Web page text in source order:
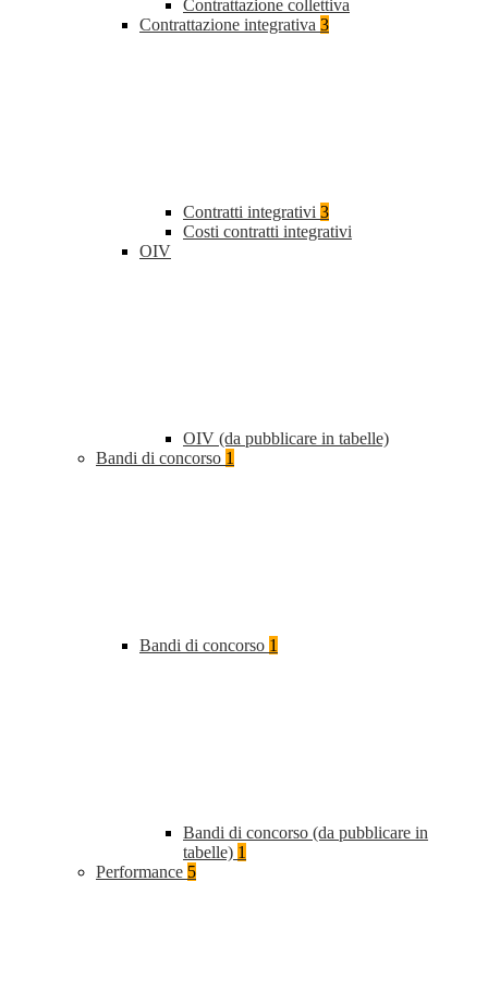
Contrattazione collettiva
Contrattazione integrativa 3
Contratti integrativi 3
Costi contratti integrativi
OIV
OIV (da pubblicare in tabelle)
Bandi di concorso 1
Bandi di concorso 1
Bandi di concorso (da pubblicare in
tabelle) 1
Performance 5